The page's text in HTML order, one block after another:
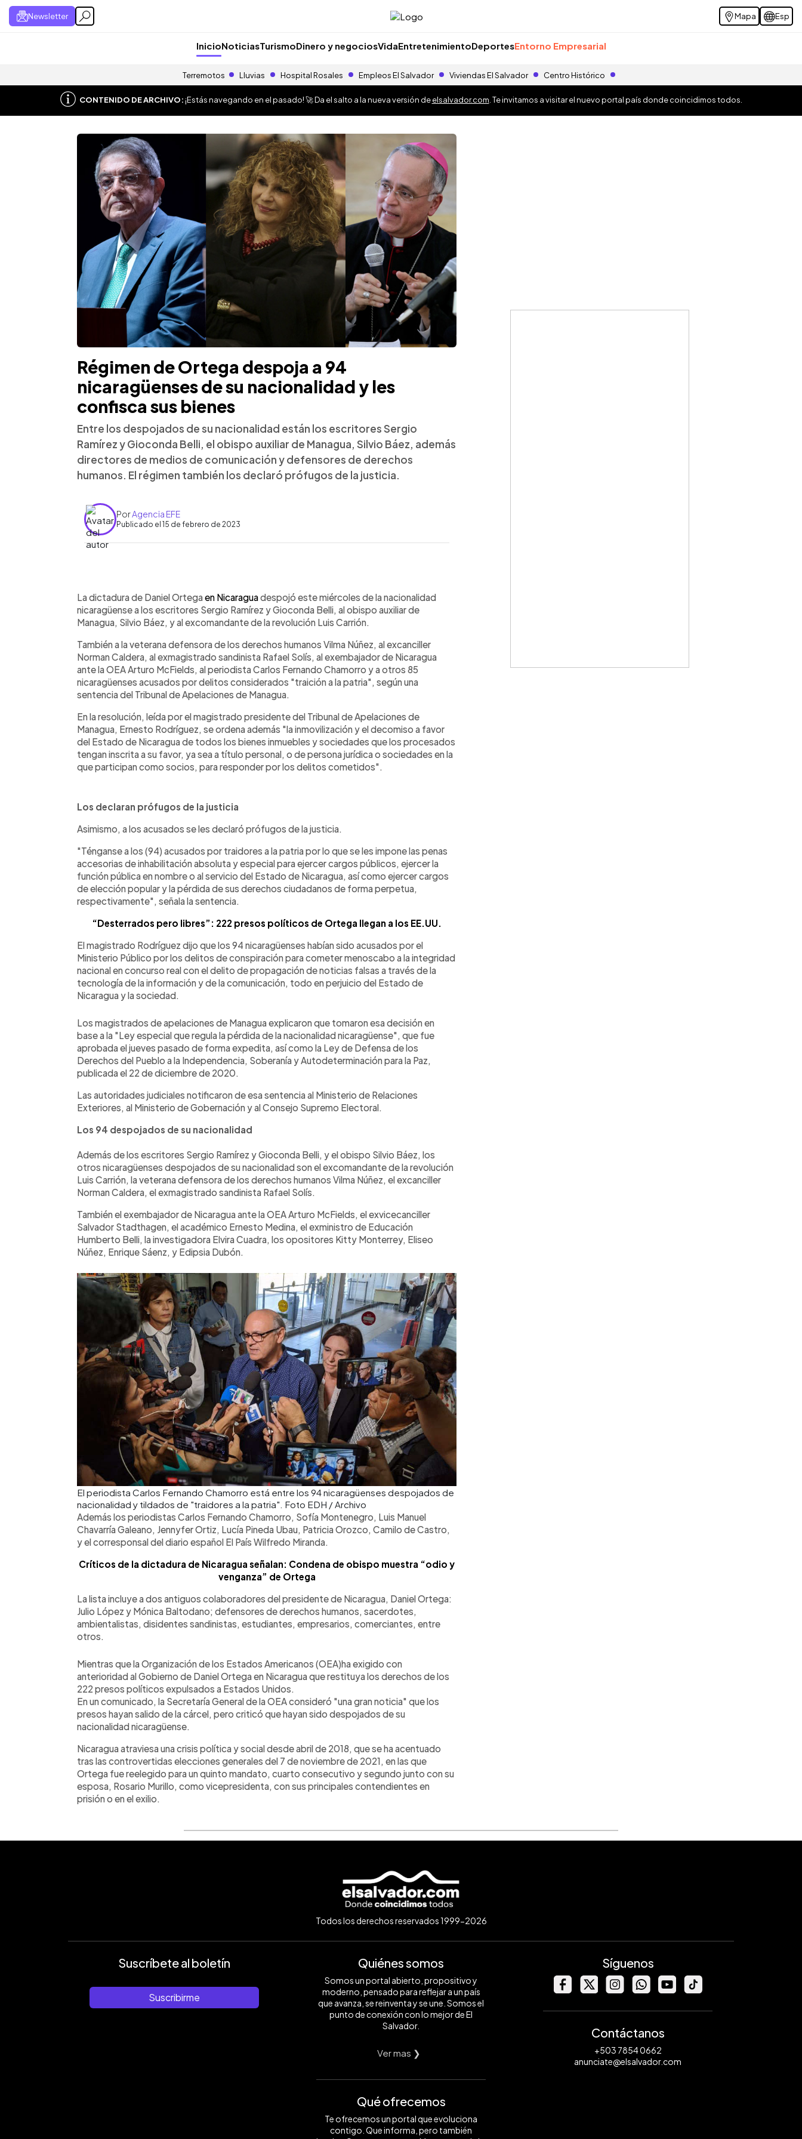
Newsletter Mapa Esp
InicioNoticiasTurismoDinero y negociosVidaEntretenimientoDeportesEntorno Empresarial
Terremotos Lluvias Hospital Rosales Empleos El Salvador Viviendas El Salvador Centro Histórico
CONTENIDO DE ARCHIVO:¡Estás navegando en el pasado! 🚀 Da el salto a la nueva versión deelsalvador.com . Te invitamos a visitar el nuevo portal país donde coincidimos todos.
Régimen de Ortega despoja a 94
nicaragüenses de su nacionalidad y les
confisca sus bienes
Entre los despojados de su nacionalidad están los escritores Sergio
Ramírez y Gioconda Belli, el obispo auxiliar de Managua, Silvio Báez, además
directores de medios de comunicación y defensores de derechos
humanos. El régimen también los declaró prófugos de la justicia.
PorAgencia EFE
Publicado el 15 de febrero de 2023
► Escuchar artículo
La dictadura de Daniel Ortegaen Nicaraguadespojó este miércoles de la nacionalidad
nicaragüense a los escritores Sergio Ramírez y Gioconda Belli, al obispo auxiliar de
Managua, Silvio Báez, y al excomandante de la revolución Luis Carrión.
También a la veterana defensora de los derechos humanos Vilma Núñez, al excanciller
Norman Caldera, al exmagistrado sandinista Rafael Solís, al exembajador de Nicaragua
ante la OEA Arturo McFields, al periodista Carlos Fernando Chamorro y a otros 85
nicaragüenses acusados por delitos considerados "traición a la patria", según una
sentencia del Tribunal de Apelaciones de Managua.
En la resolución, leída por el magistrado presidente del Tribunal de Apelaciones de
Managua, Ernesto Rodríguez, se ordena además "la inmovilización y el decomiso a favor
del Estado de Nicaragua de todos los bienes inmuebles y sociedades que los procesados
tengan inscrita a su favor, ya sea a título personal, o de persona jurídica o sociedades en la
que participan como socios, para responder por los delitos cometidos".
Los declaran prófugos de la justicia
Asimismo, a los acusados se les declaró prófugos de la justicia.
"Ténganse a los (94) acusados por traidores a la patria por lo que se les impone las penas
accesorias de inhabilitación absoluta y especial para ejercer cargos públicos, ejercer la
función pública en nombre o al servicio del Estado de Nicaragua, así como ejercer cargos
de elección popular y la pérdida de sus derechos ciudadanos de forma perpetua,
respectivamente", señala la sentencia.
“Desterrados pero libres”: 222 presos políticos de Ortega llegan a los EE.UU.
El magistrado Rodríguez dijo que los 94 nicaragüenses habían sido acusados por el
Ministerio Público por los delitos de conspiración para cometer menoscabo a la integridad
nacional en concurso real con el delito de propagación de noticias falsas a través de la
tecnología de la información y de la comunicación, todo en perjuicio del Estado de
Nicaragua y la sociedad.
Los magistrados de apelaciones de Managua explicaron que tomaron esa decisión en
base a la "Ley especial que regula la pérdida de la nacionalidad nicaragüense", que fue
aprobada el jueves pasado de forma expedita, así como la Ley de Defensa de los
Derechos del Pueblo a la Independencia, Soberanía y Autodeterminación para la Paz,
publicada el 22 de diciembre de 2020.
Las autoridades judiciales notificaron de esa sentencia al Ministerio de Relaciones
Exteriores, al Ministerio de Gobernación y al Consejo Supremo Electoral.
Los 94 despojados de su nacionalidad
Además de los escritores Sergio Ramírez y Gioconda Belli, y el obispo Silvio Báez, los
otros nicaragüenses despojados de su nacionalidad son el excomandante de la revolución
Luis Carrión, la veterana defensora de los derechos humanos Vilma Núñez, el excanciller
Norman Caldera, el exmagistrado sandinista Rafael Solís.
También el exembajador de Nicaragua ante la OEA Arturo McFields, el exvicecanciller
Salvador Stadthagen, el académico Ernesto Medina, el exministro de Educación
Humberto Belli, la investigadora Elvira Cuadra, los opositores Kitty Monterrey, Eliseo
Núñez, Enrique Sáenz, y Edipsia Dubón.
El periodista Carlos Fernando Chamorro está entre los 94 nicaragüenses despojados de
nacionalidad y tildados de "traidores a la patria". Foto EDH / Archivo
Además los periodistas Carlos Fernando Chamorro, Sofía Montenegro, Luis Manuel
Chavarría Galeano, Jennyfer Ortiz, Lucía Pineda Ubau, Patricia Orozco, Camilo de Castro,
y el corresponsal del diario español El País Wilfredo Miranda.
Críticos de la dictadura de Nicaragua señalan: Condena de obispo muestra “odio y
venganza” de Ortega
La lista incluye a dos antiguos colaboradores del presidente de Nicaragua, Daniel Ortega:
Julio López y Mónica Baltodano; defensores de derechos humanos, sacerdotes,
ambientalistas, disidentes sandinistas, estudiantes, empresarios, comerciantes, entre
otros.
Mientras que la Organización de los Estados Americanos (OEA)ha exigido con
anterioridad al Gobierno de Daniel Ortega en Nicaragua que restituya los derechos de los
222 presos políticos expulsados a Estados Unidos.
En un comunicado, la Secretaría General de la OEA consideró "una gran noticia" que los
presos hayan salido de la cárcel, pero criticó que hayan sido despojados de su
nacionalidad nicaragüense.
Nicaragua atraviesa una crisis política y social desde abril de 2018, que se ha acentuado
tras las controvertidas elecciones generales del 7 de noviembre de 2021, en las que
Ortega fue reelegido para un quinto mandato, cuarto consecutivo y segundo junto con su
esposa, Rosario Murillo, como vicepresidenta, con sus principales contendientes en
prisión o en el exilio.
Todos los derechos reservados 1999-2026
Suscríbete al boletín
Suscribirme
Quiénes somos
Somos un portal abierto, propositivo y
moderno, pensado para reflejar a un país
que avanza, se reinventa y se une. Somos el
punto de conexión con lo mejor de El
Salvador.
Ver mas ❯
Qué ofrecemos
Te ofrecemos un portal que evoluciona
contigo. Que informa, pero también
Síguenos
Contáctanos
+503 7854 0662
anunciate@elsalvador.com